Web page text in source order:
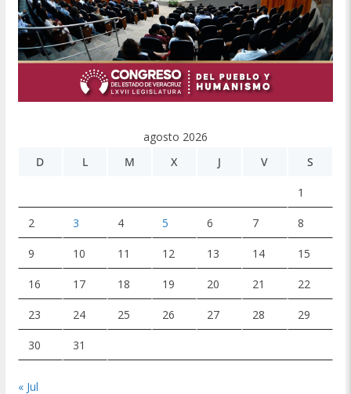
agosto 2026
D
L M X J V S
1
2 3 4 5 6 7 8
9 10 11 12 13 14 15
16 17 18 19 20 21 22
23 24 25 26 27 28 29
30 31
« Jul